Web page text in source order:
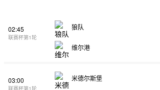
02:45
联赛杯第1轮
狼队
维尔港
03:00
联赛杯第1轮
米德尔斯堡